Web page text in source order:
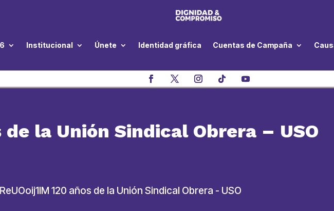
Institucional Únete Identidad gráfica Cuentas de Campaña
de la Unión Sindical Obrera – USO
120 años de la Unión Sindical Obrera - USO